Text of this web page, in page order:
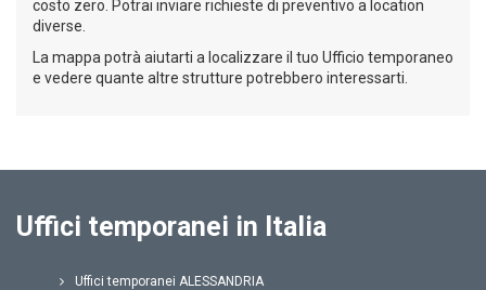
costo zero. Potrai inviare richieste di preventivo a location
diverse.
La mappa potrà aiutarti a localizzare il tuo Ufficio temporaneo
e vedere quante altre strutture potrebbero interessarti.
Uffici temporanei in Italia
Uffici temporanei ALESSANDRIA